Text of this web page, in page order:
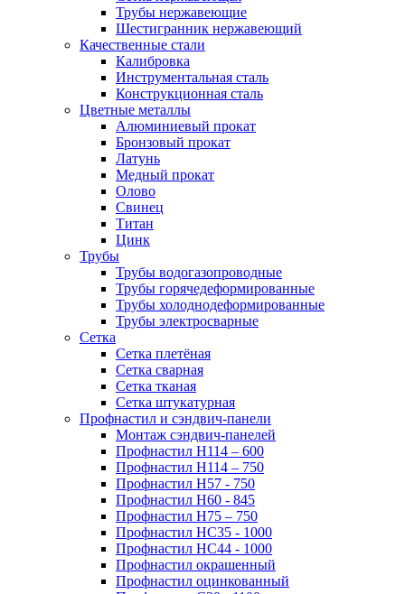
Трубы нержавеющие
Шестигранник нержавеющий
Качественные стали
Калибровка
Инструментальная сталь
Конструкционная сталь
Цветные металлы
Алюминиевый прокат
Бронзовый прокат
Латунь
Медный прокат
Олово
Свинец
Титан
Цинк
Трубы
Трубы водогазопроводные
Трубы горячедеформированные
Трубы холоднодеформированные
Трубы электросварные
Сетка
Сетка плетёная
Сетка сварная
Сетка тканая
Сетка штукатурная
Профнастил и сэндвич-панели
Монтаж сэндвич-панелей
Профнастил Н114 – 600
Профнастил Н114 – 750
Профнастил Н57 - 750
Профнастил Н60 - 845
Профнастил Н75 – 750
Профнастил НС35 - 1000
Профнастил НС44 - 1000
Профнастил окрашенный
Профнастил оцинкованный